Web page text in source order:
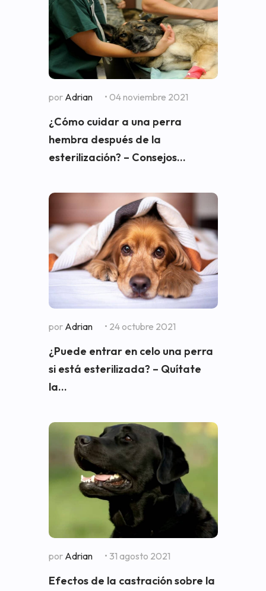
por Adrian • 04 noviembre 2021
¿Cómo cuidar a una perra
hembra después de la
esterilización? – Consejos...
por Adrian • 24 octubre 2021
¿Puede entrar en celo una perra
si está esterilizada? – Quítate
la...
por Adrian • 31 agosto 2021
Efectos de la castración sobre la